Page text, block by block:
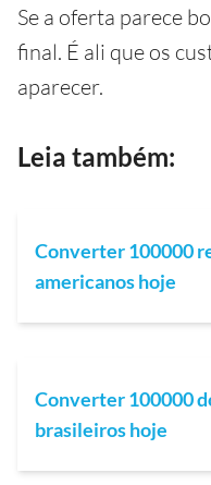
Se a oferta parece
final. É ali que os
aparecer.
Leia também:
Converter 100000
americanos hoje
Converter 100000
brasileiros hoje